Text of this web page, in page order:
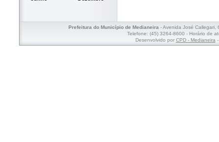
Prefeitura do Município de Medianeira- Avenida José Callegari,
Telefone: (45) 3264-8600 - Horário de
Desenvolvido por CPD - Medianeira-